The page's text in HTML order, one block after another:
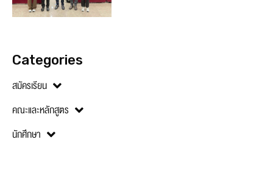
Categories
สมัครเรียน
คณะและหลักสูตร
นักศึกษา